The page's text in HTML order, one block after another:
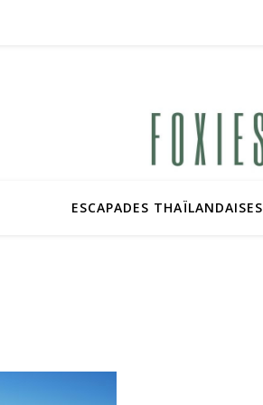
ESCAPADES THAÏLANDAISES